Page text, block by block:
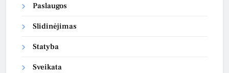
Paslaugos
Slidinėjimas
Statyba
Sveikata